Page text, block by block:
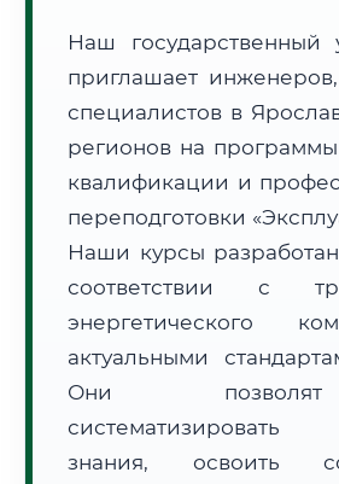
Почтовые индексы:
Часовой пояс:
Формат учебы:
🗺️ Зона обслуживания: г. Ярославль
Расчет логистики оригиналов:
• Экспресс-доставка СДЭК / Почтой:4–6
📜 Документы и аккредитация
Наш государственный
приглашает
специалистов в
регионов на
квалификации и
переподготовки
Наши курсы
соответствии с
энергетического
актуальными
Они
систематизировать
знания, освоить